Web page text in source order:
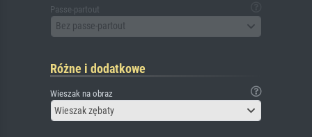
Passe-partout
Bez passe-partout
Różne i dodatkowe
Wieszak na obraz
Wieszak zębaty